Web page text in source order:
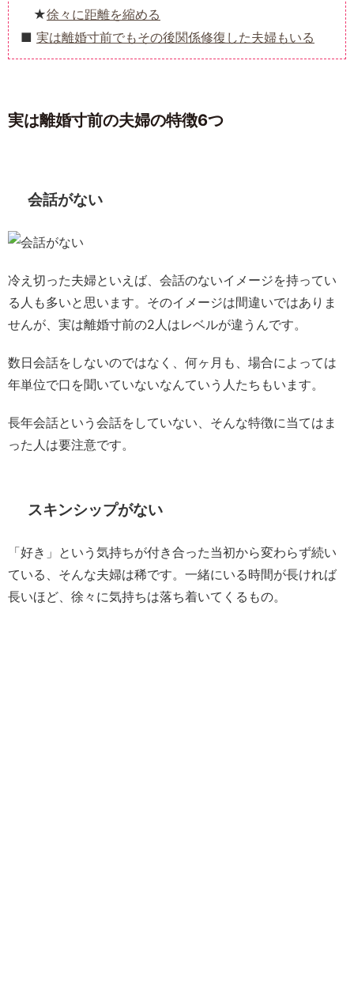
徐々に距離を縮める
実は離婚寸前でもその後関係修復した夫婦もいる
実は離婚寸前の夫婦の特徴6つ
会話がない
冷え切った夫婦といえば、会話のないイメージを持ってい
る人も多いと思います。そのイメージは間違いではありま
せんが、実は離婚寸前の2人はレベルが違うんです。
数日会話をしないのではなく、何ヶ月も、場合によっては
年単位で口を聞いていないなんていう人たちもいます。
長年会話という会話をしていない、そんな特徴に当てはま
った人は要注意です。
スキンシップがない
「好き」という気持ちが付き合った当初から変わらず続い
ている、そんな夫婦は稀です。一緒にいる時間が長ければ
長いほど、徐々に気持ちは落ち着いてくるもの。